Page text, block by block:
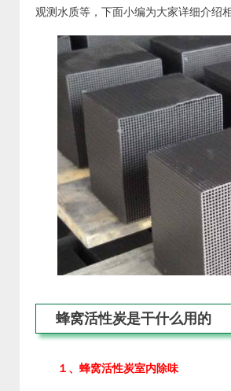
观测水质等，下面小编为大家详细介绍相
蜂窝活性炭是干什么用的
１、蜂窝活性炭室内除味